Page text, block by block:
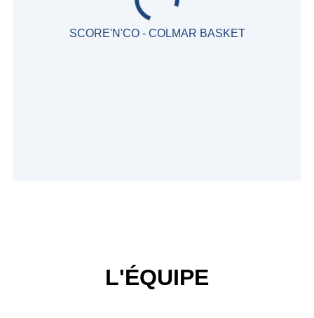
SCORE'N'CO - COLMAR BASKET
L'ÉQUIPE